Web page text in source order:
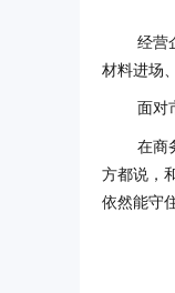
经营
材料进场
面对
在商
方都说，
依然能守